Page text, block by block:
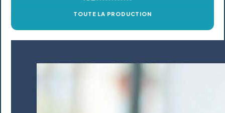
TOUTE LA PRODUCTION